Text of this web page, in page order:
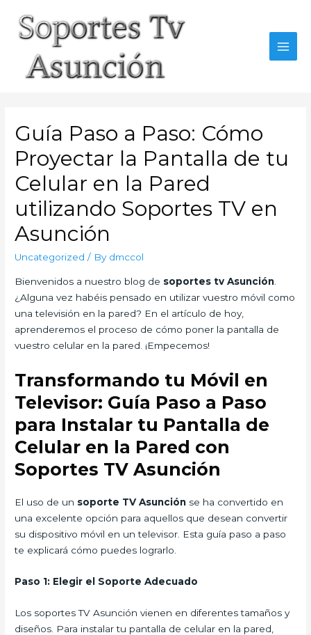
content
Guía Paso a Paso: Cómo
Proyectar la Pantalla de tu
Celular en la Pared
utilizando Soportes TV en
Asunción
Uncategorized / By dmccol
Bienvenidos a nuestro blog de soportes tv Asunción
¿Alguna vez habéis pensado en utilizar vuestro móvil como
una televisión en la pared? En el artículo de hoy,
aprenderemos el proceso de cómo poner la pantalla de
vuestro celular en la pared. ¡Empecemos!
Transformando tu Móvil en
Televisor: Guía Paso a Paso
para Instalar tu Pantalla de
Celular en la Pared con
Soportes TV Asunción
El uso de un soporte TV Asunción se ha convertido en
una excelente opción para aquellos que desean convertir
su dispositivo móvil en un televisor. Esta guía paso a paso
te explicará cómo puedes lograrlo.
Paso 1: Elegir el Soporte Adecuado
Los soportes TV Asunción vienen en diferentes tamaños y
diseños. Para instalar tu pantalla de celular en la pared,